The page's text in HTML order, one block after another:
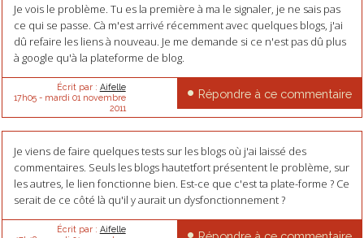
Je vois le problème. Tu es la première à ma le signaler, je ne sais pas
ce qui se passe. Cà m'est arrivé récemment avec quelques blogs, j'ai
dû refaire les liens à nouveau. Je me demande si ce n'est pas dû plus
à google qu'à la plateforme de blog.
Écrit par : Aifelle
17h05- mardi 01 novembre
2011
Répondre à ce commentaire
Je viens de faire quelques tests sur les blogs où j'ai laissé des
commentaires. Seuls les blogs hautetfort présentent le problème, sur
les autres, le lien fonctionne bien. Est-ce que c'est ta plate-forme ? Ce
serait de ce côté là qu'il y aurait un dysfonctionnement ?
Écrit par : Aifelle